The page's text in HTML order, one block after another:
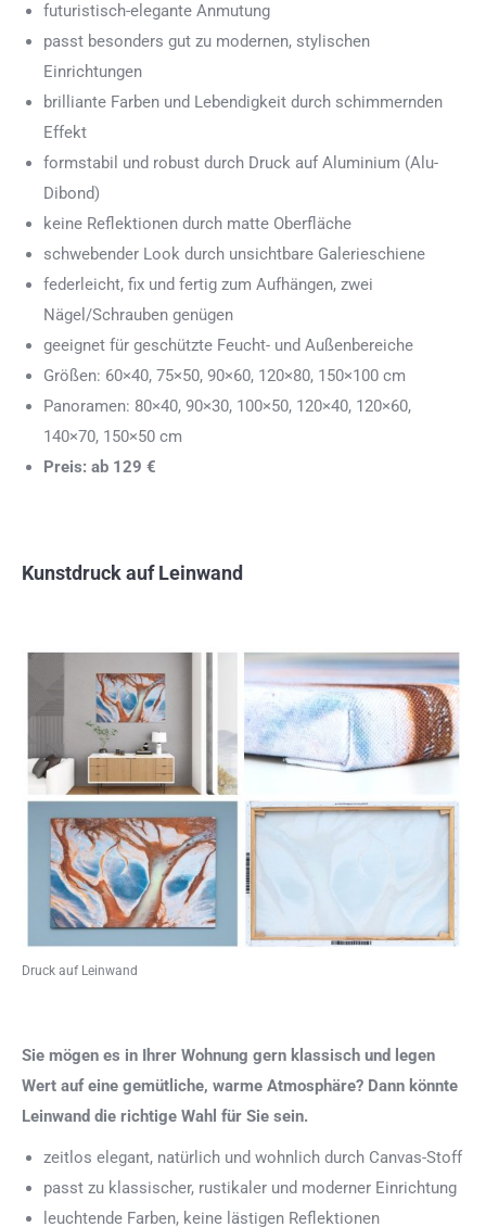
futuristisch-elegante Anmutung
passt besonders gut zu modernen, stylischen
Einrichtungen
brilliante Farben und Lebendigkeit durch schimmernden
Effekt
formstabil und robust durch Druck auf Aluminium (Alu-
Dibond)
keine Reflektionen durch matte Oberfläche
schwebender Look durch unsichtbare Galerieschiene
federleicht, fix und fertig zum Aufhängen, zwei
Nägel/Schrauben genügen
geeignet für geschützte Feucht- und Außenbereiche
Größen: 60×40, 75×50, 90×60, 120×80, 150×100 cm
Panoramen: 80×40, 90×30, 100×50, 120×40, 120×60,
140×70, 150×50 cm
Preis: ab 129 €
Kunstdruck auf Leinwand
Druck auf Leinwand
Sie mögen es in Ihrer Wohnung gern klassisch und legen
Wert auf eine gemütliche, warme Atmosphäre? Dann könnte
Leinwand die richtige Wahl für Sie sein.
zeitlos elegant, natürlich und wohnlich durch Canvas-Stoff
passt zu klassischer, rustikaler und moderner Einrichtung
leuchtende Farben, keine lästigen Reflektionen